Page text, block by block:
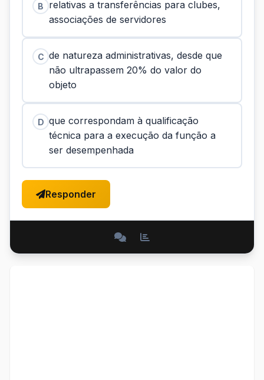
B
relativas a transferências para clubes,
associações de servidores
C de natureza administrativas, desde que
não ultrapassem 20% do valor do
objeto
D que correspondam à qualificação
técnica para a execução da função a
ser desempenhada
Responder